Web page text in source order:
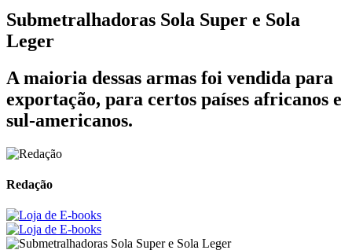
Submetralhadoras Sola Super e Sola
Leger
A maioria dessas armas foi vendida para
exportação, para certos países africanos e
sul-americanos.
Redação